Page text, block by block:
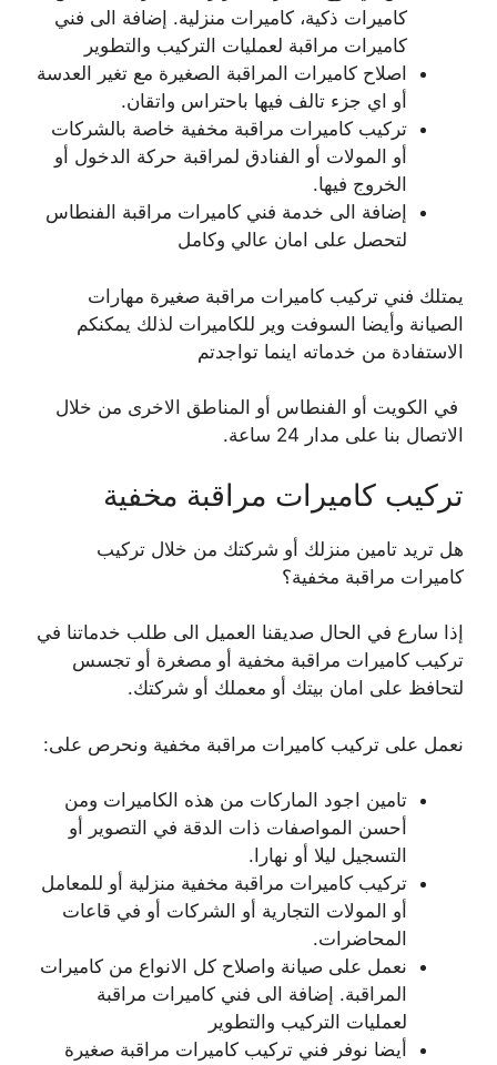
كاميرات ذكية، كاميرات منزلية. إضافة الى فني
كاميرات مراقبة لعمليات التركيب والتطوير
اصلاح كاميرات المراقبة الصغيرة مع تغير العدسة
أو اي جزء تالف فيها باحتراس واتقان.
تركيب كاميرات مراقبة مخفية خاصة بالشركات
أو المولات أو الفنادق لمراقبة حركة الدخول أو
الخروج فيها.
إضافة الى خدمة فني كاميرات مراقبة الفنطاس
لتحصل على امان عالي وكامل
يمتلك فني تركيب كاميرات مراقبة صغيرة مهارات
الصيانة وأيضا السوفت وير للكاميرات لذلك يمكنكم
الاستفادة من خدماته اينما تواجدتم
في الكويت أو الفنطاس أو المناطق الاخرى من خلال
الاتصال بنا على مدار 24 ساعة.
تركيب كاميرات مراقبة مخفية
هل تريد تامين منزلك أو شركتك من خلال تركيب
كاميرات مراقبة مخفية؟
إذا سارع في الحال صديقنا العميل الى طلب خدماتنا في
تركيب كاميرات مراقبة مخفية أو مصغرة أو تجسس
لتحافظ على امان بيتك أو معملك أو شركتك.
نعمل على تركيب كاميرات مراقبة مخفية ونحرص على:
تامين اجود الماركات من هذه الكاميرات ومن
أحسن المواصفات ذات الدقة في التصوير أو
التسجيل ليلا أو نهارا.
تركيب كاميرات مراقبة مخفية منزلية أو للمعامل
أو المولات التجارية أو الشركات أو في قاعات
المحاضرات.
نعمل على صيانة واصلاح كل الانواع من كاميرات
المراقبة. إضافة الى فني كاميرات مراقبة
لعمليات التركيب والتطوير
أيضا نوفر فني تركيب كاميرات مراقبة صغيرة